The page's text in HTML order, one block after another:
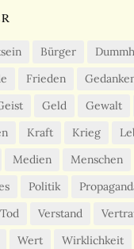
Bürger
Frieden
Geld Gewalt
Kraft Krieg
Medien Menschen
Politik
Tod Verstand
Wert Wirklichkeit